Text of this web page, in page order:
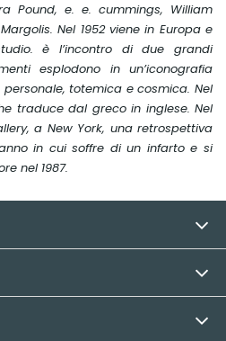
Pound, e. e. cummings, William
Nel 1952 viene in Europa e
è l’incontro di due grandi
esplodono in un’iconografia
totemica e cosmica. Nel
traduce dal greco in inglese. Nel
a New York, una retrospettiva
in cui soffre di un infarto e si
nel 1987.